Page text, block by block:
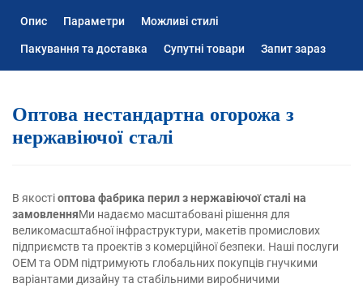
Опис Параметри
Можливі стилі
Пакування та доставка
Супутні товари Запит зараз
Оптова нестандартна огорожа з
нержавіючої сталі
В якостіоптова фабрика перил з нержавіючої сталі на
замовленняМи надаємо масштабовані рішення для
великомасштабної інфраструктури, макетів промислових
підприємств та проектів з комерційної безпеки. Наші послуги
OEM та ODM підтримують глобальних покупців гнучкими
варіантами дизайну та стабільними виробничими